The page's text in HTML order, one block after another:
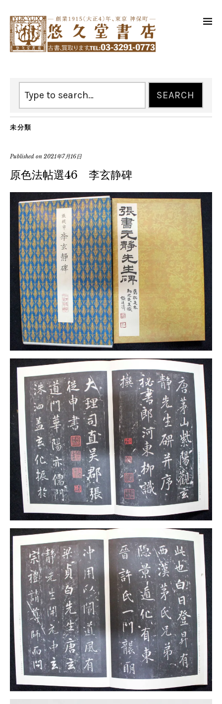
未分類
Published on 2021年7月16日
原色法帖選46 李玄静碑